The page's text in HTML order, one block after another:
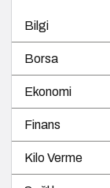
Bilgi
Borsa
Ekonomi
Finans
Kilo Verme